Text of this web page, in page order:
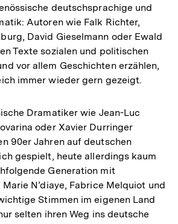
deutschsprachige und
Autoren wie Falk Richter,
David Gieselmann oder Ewald
Texte sozialen und politischen
vor allem Geschichten erzählen,
immer wieder gern gezeigt.
Dramatiker wie Jean-Luc
oder Xavier Durringer
90er Jahren auf deutschen
gespielt, heute allerdings kaum
Generation mit
N’diaye, Fabrice Melquiot und
Stimmen im eigenen Land
selten ihren Weg ins deutsche